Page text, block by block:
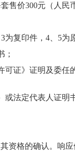
售价300元（人民
3为复印件， 4 5为
；
可证》证明 及委任
法定代表人证明
资格的确认。响